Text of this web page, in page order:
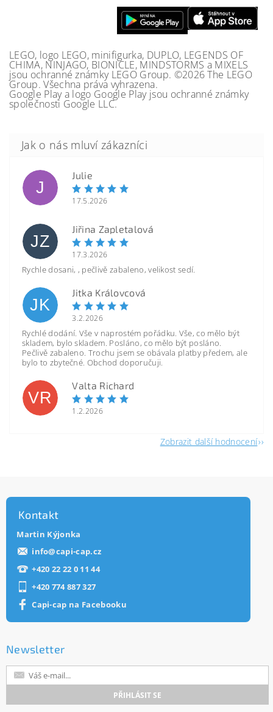
LEGO, logo LEGO, minifigurka, DUPLO, LEGENDS OF
CHIMA, NINJAGO, BIONICLE, MINDSTORMS a MIXELS
jsou ochranné známky LEGO Group. ©2026 The LEGO
Group. Všechna práva vyhrazena.
Google Play a logo Google Play jsou ochranné známky
společnosti Google LLC.
J
Julie
17.5.2026
JZ
Jiřina Zapletalová
17.3.2026
Rychle dosani, , pečlivě zabaleno, velikost sedí.
JK
Jitka Královcová
3.2.2026
Rychlé dodání. Vše v naprostém pořádku. Vše, co mělo být
skladem, bylo skladem. Posláno, co mělo být posláno.
Pečlivě zabaleno. Trochu jsem se obávala platby předem, ale
bylo to zbytečné. Obchod doporučuji.
VR
Valta Richard
1.2.2026
Zobrazit další hodnocení
Kontakt
Martin Kýjonka
info@capi-cap.cz
+420 22 22 0 11 44
+420 774 887 327
Capi-cap na Facebooku
Newsletter